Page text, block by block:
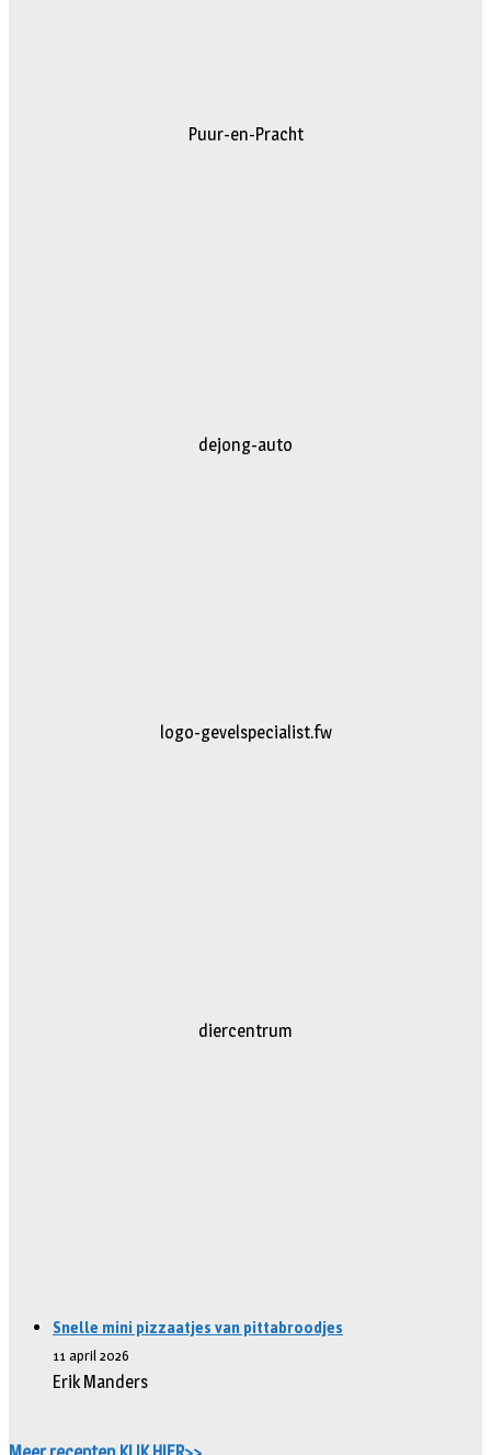
Puur-en-Pracht
dejong-auto
logo-gevelspecialist.fw
diercentrum
Snelle mini pizzaatjes van pittabroodjes
11 april 2026
Erik Manders